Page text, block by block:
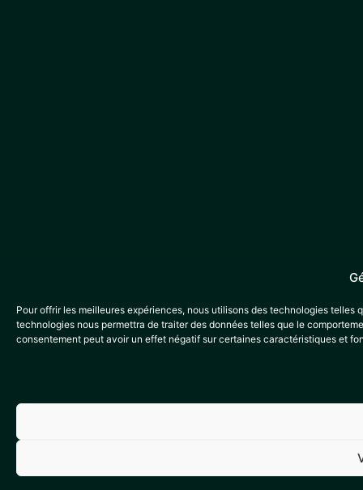
Pour offrir les meilleures expériences, nous utilisons des technologies
technologies nous permettra de traiter des données telles que le
consentement peut avoir un effet négatif sur certaines caractéristiques et